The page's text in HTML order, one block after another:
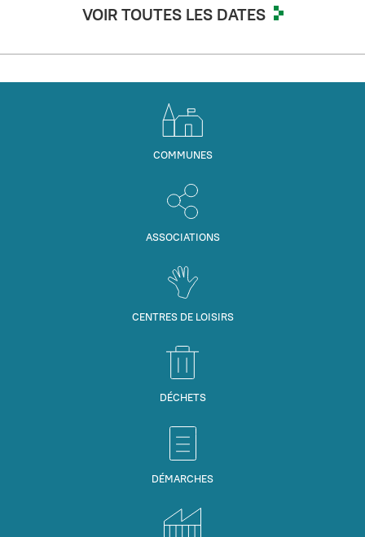
VOIR TOUTES LES DATES
COMMUNES
ASSOCIATIONS
CENTRES DE LOISIRS
DÉCHETS
DÉMARCHES